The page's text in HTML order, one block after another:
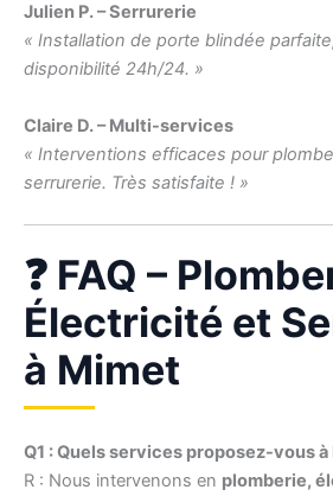
Julien P. – Serrurerie
« Installation de porte blindée
disponibilité 24h/24. »
Claire D. – Multi-services
« Interventions efficaces pour
serrurerie. Très satisfaite ! »
❓ FAQ –
Électricité et
à Mimet
Q1 : Quels services proposez-vous à
R : Nous intervenons en plomberie,